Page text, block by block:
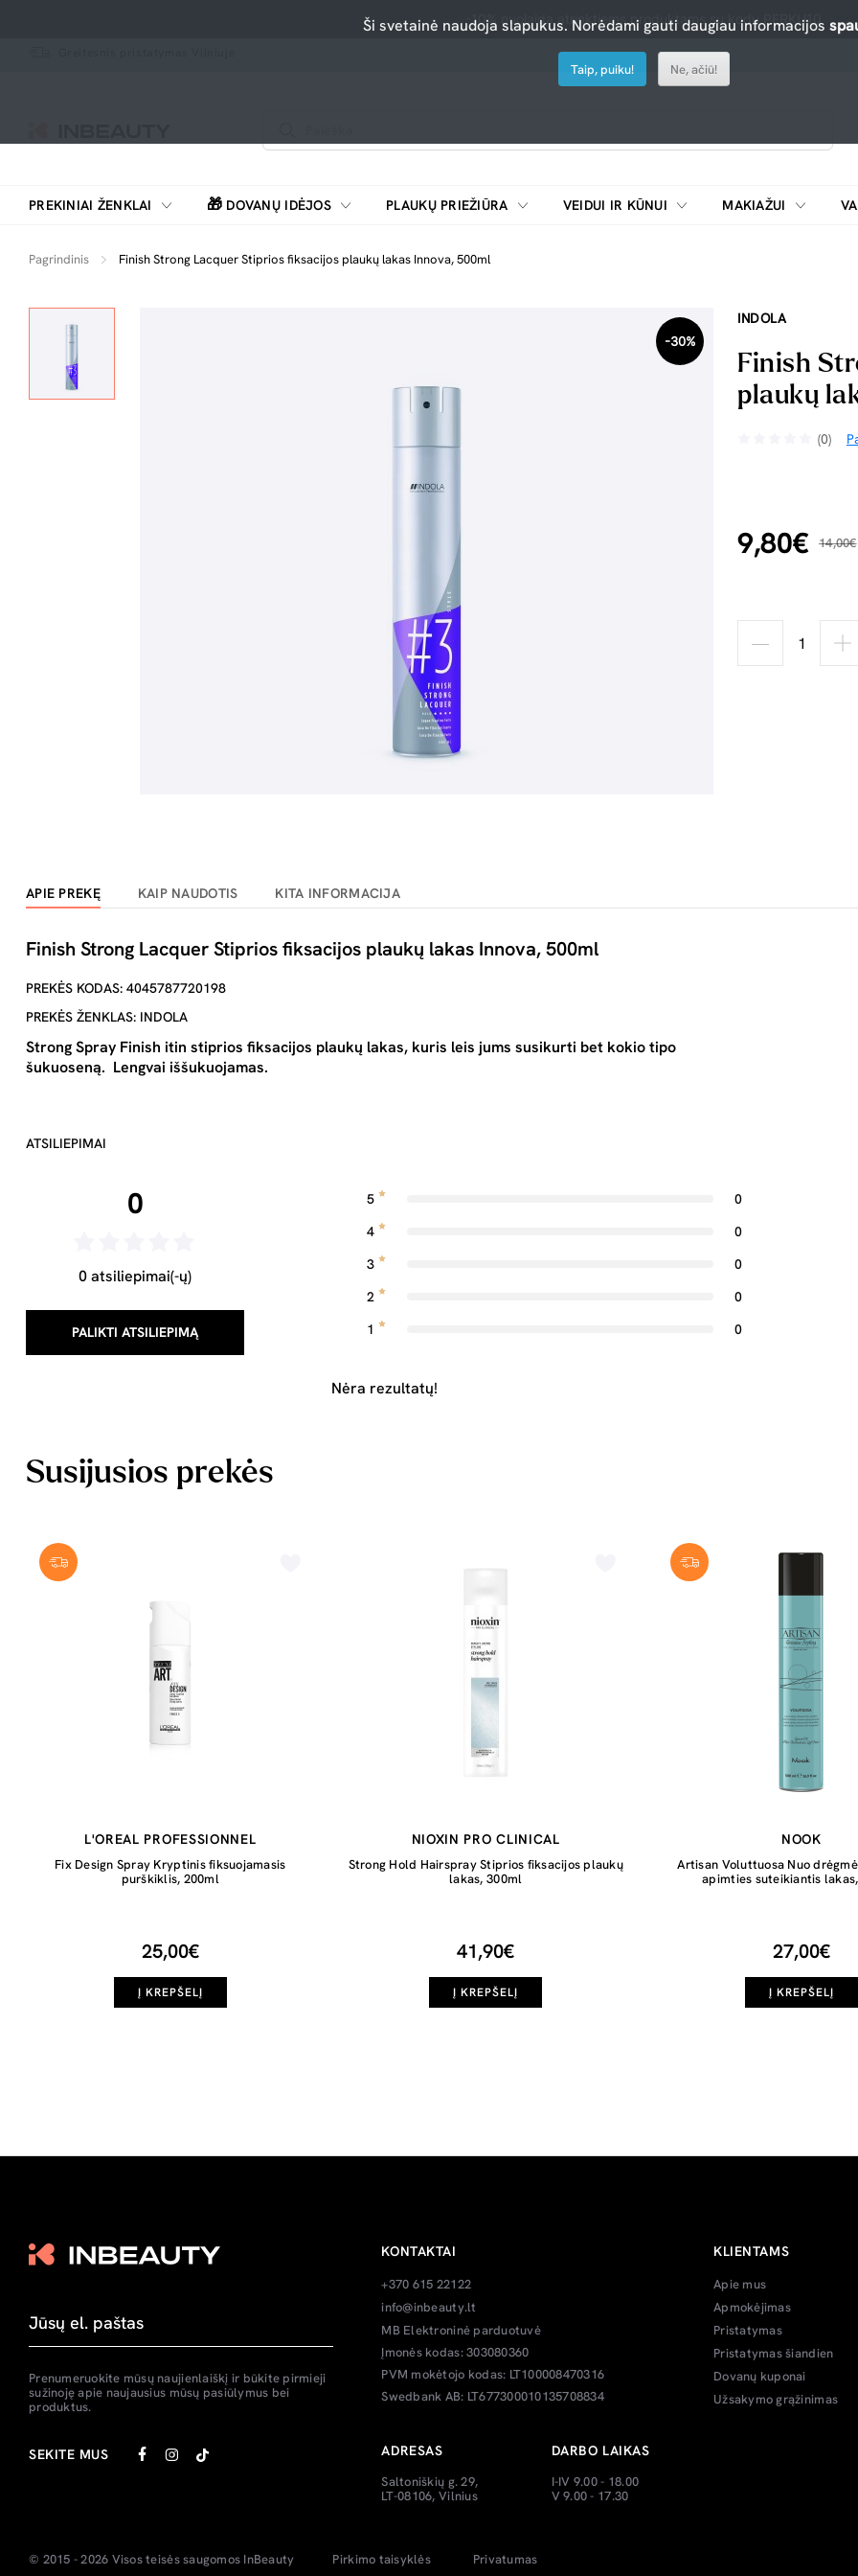
-10% nuolaida atrinktiems produktams su kodu PERKU10
PREKINIAI ŽENKLAI 🎁 DOVANŲ IDĖJOS PLAUKŲ PRIEŽIŪRA VEIDUI IR KŪNUI MAKIAŽUI
Pagrindinis Finish Strong Lacquer Stiprios fiksacijos plaukų lakas Innova, 500ml
-30%
INDOLA
Finish
plaukų
(0)
9,80€ 14,00€
APIE PREKĘ KAIP NAUDOTIS KITA INFORMACIJA
Finish Strong Lacquer Stiprios fiksacijos plaukų lakas Innova, 500ml
PREKĖS KODAS: 4045787720198
PREKĖS ŽENKLAS: INDOLA
Strong Spray Finish itin stiprios fiksacijos plaukų lakas, kuris leis jums susikurti bet kokio tipo
šukuoseną. Lengvai iššukuojamas.
ATSILIEPIMAI
0
0 atsiliepimai(-ų)
PALIKTI ATSILIEPIMĄ
5
0
4
0
3
0
2
0
1
0
Nėra rezultatų!
Susijusios prekės
L'OREAL PROFESSIONNEL
Fix Design Spray Kryptinis fiksuojamasis
purškiklis, 200ml
25,00€
Į KREPŠELĮ
NIOXIN PRO CLINICAL
Strong Hold Hairspray Stiprios fiksacijos plaukų
lakas, 300ml
41,90€
Į KREPŠELĮ
NOOK
Artisan Voluttuosa Nuo
apimties suteikiantis
27,00€
Į KREPŠELĮ
Prenumeruokite mūsų naujienlaiškį ir būkite pirmieji
sužinoję apie naujausius mūsų pasiūlymus bei
produktus.
SEKITE MUS
KONTAKTAI
+370 615 22122
info@inbeauty.lt
MB Elektroninė parduotuvė
Įmonės kodas: 303080360
PVM mokėtojo kodas: LT100008470316
Swedbank AB: LT677300010135708834
ADRESAS
Saltoniškių g. 29,
LT-08106, Vilnius
DARBO LAIKAS
I-IV 9.00 - 18.00
V 9.00 - 17.30
KLIENTAMS
Apie mus
Apmokėjimas
Pristatymas
Pristatymas šiandien
Dovanų kuponai
Užsakymo grąžinimas
© 2015 - 2026 Visos teisės saugomos InBeauty Pirkimo taisyklės Privatumas
Ši svetainė naudoja slapukus. Norėdami gauti daugiau informacijos
Taip, puiku! Ne, ačiū!